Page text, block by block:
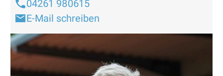
04261 980615
E-Mail schreiben